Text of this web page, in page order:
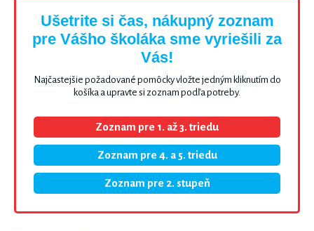
Ušetrite si čas, nákupný zoznam
pre Vášho školáka sme vyriešili za
Vás!
Najčastejšie požadované pomôcky vložte jedným kliknutím do
košíka a upravte si zoznam podľa potreby.
Zoznam pre 1. až 3. triedu
Zoznam pre 4. a 5. triedu
Zoznam pre 2. stupeň